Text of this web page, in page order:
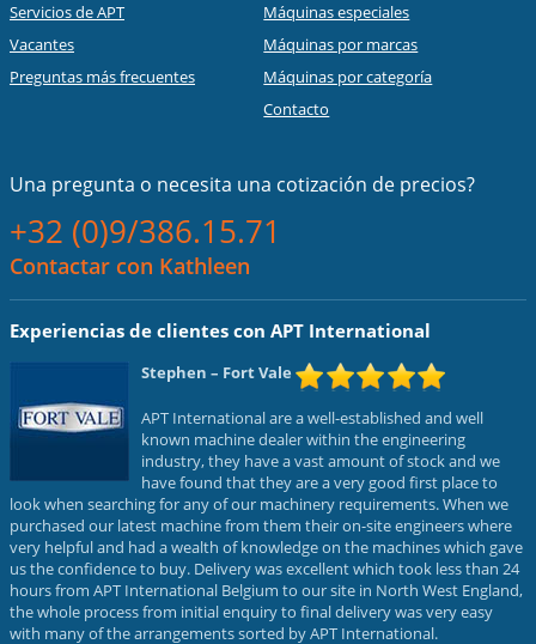
Servicios de APT
Vacantes
Preguntas más frecuentes
Máquinas especiales
Máquinas por marcas
Máquinas por categoría
Contacto
Una pregunta o necesita una cotización de precios?
+32 (0)9/386.15.71
Contactar con Kathleen
Experiencias de clientes con APT International
Stephen – Fort Vale
APT International are a well-established and well
known machine dealer within the engineering
industry, they have a vast amount of stock and we
have found that they are a very good first place to
look when searching for any of our machinery requirements. When we
purchased our latest machine from them their on-site engineers where
very helpful and had a wealth of knowledge on the machines which gave
us the confidence to buy. Delivery was excellent which took less than 24
hours from APT International Belgium to our site in North West England,
the whole process from initial enquiry to final delivery was very easy
with many of the arrangements sorted by APT International.